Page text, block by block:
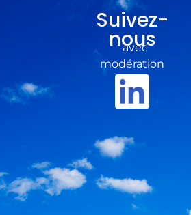
Suivez-
nous
avec
modération